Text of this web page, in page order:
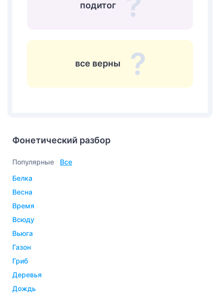
подитог
все верны
Фонетический разбор
Популярные
Все
белка
весна
время
всюду
вьюга
газон
гриб
деревья
дождь